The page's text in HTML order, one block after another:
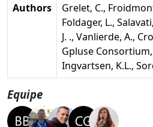
Authors
Grelet, C.,
Foldager, L.,
J. ., Vanlierde, A.,
Gpluse Consortium,
Ingvartsen, K.L.,
Equipe